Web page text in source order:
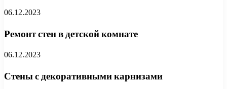
06.12.2023
Ремонт стен в детской комнате
06.12.2023
Стены с декоративными карнизами